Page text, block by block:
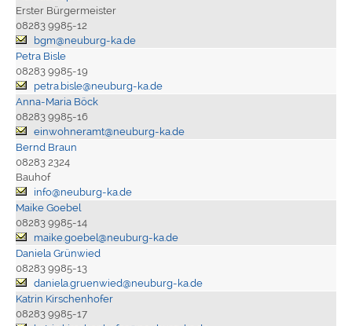
Erster Bürgermeister
08283 9985-12
bgm@neuburg-ka.de
Petra Bisle
08283 9985-19
petra.bisle@neuburg-ka.de
Anna-Maria Böck
08283 9985-16
einwohneramt@neuburg-ka.de
Bernd Braun
08283 2324
Bauhof
info@neuburg-ka.de
Maike Goebel
08283 9985-14
maike.goebel@neuburg-ka.de
Daniela Grünwied
08283 9985-13
daniela.gruenwied@neuburg-ka.de
Katrin Kirschenhofer
08283 9985-17